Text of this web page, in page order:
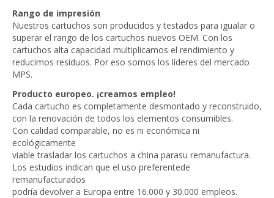
Rango de impresión
Nuestros cartuchos son producidos y testados para igualar o
superar el rango de los cartuchos nuevos OEM. Con los
cartuchos alta capacidad multiplicamos el rendimiento y
reducimos residuos. Por eso somos los líderes del mercado
MPS.
Producto europeo. ¡creamos empleo!
Cada cartucho es completamente desmontado y reconstruido,
con la renovación de todos los elementos consumibles.
Con calidad comparable, no es ni económica ni
ecológicamente
viable trasladar los cartuchos a china parasu remanufactura.
Los estudios indican que el uso preferentede
remanufacturados
podría devolver a Europa entre 16.000 y 30.000 empleos.